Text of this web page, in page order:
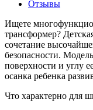
Отзывы
Ищете
трансформер?
сочетание
безопасности.
поверхности и углу
осанка ребенка
Что характерно для